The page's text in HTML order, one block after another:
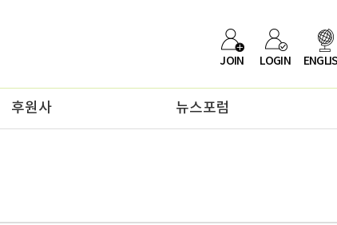
JOIN LOGIN
후원사 뉴스포럼